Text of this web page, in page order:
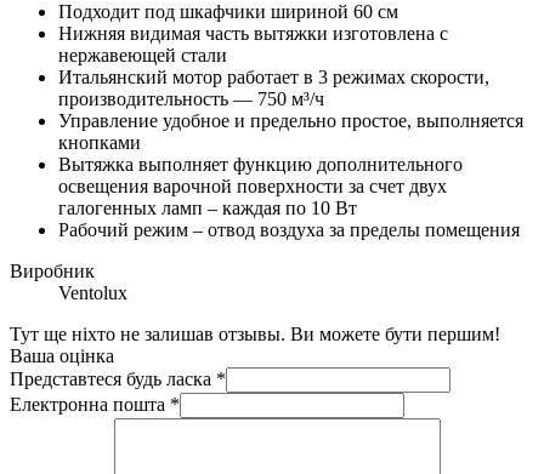
Подходит под шкафчики шириной 60 см
Нижняя видимая часть вытяжки изготовлена с
нержавеющей стали
Итальянский мотор работает в 3 режимах скорости,
производительность — 750 м³/ч
Управление удобное и предельно простое, выполняется
кнопками
Вытяжка выполняет функцию дополнительного
освещения варочной поверхности за счет двух
галогенных ламп – каждая по 10 Вт
Рабочий режим – отвод воздуха за пределы помещения
Виробник
Ventolux
Тут ще ніхто не залишав отзывы. Ви можете бути першим!
Ваша оцінка
Представтеся будь ласка *
Електронна пошта *